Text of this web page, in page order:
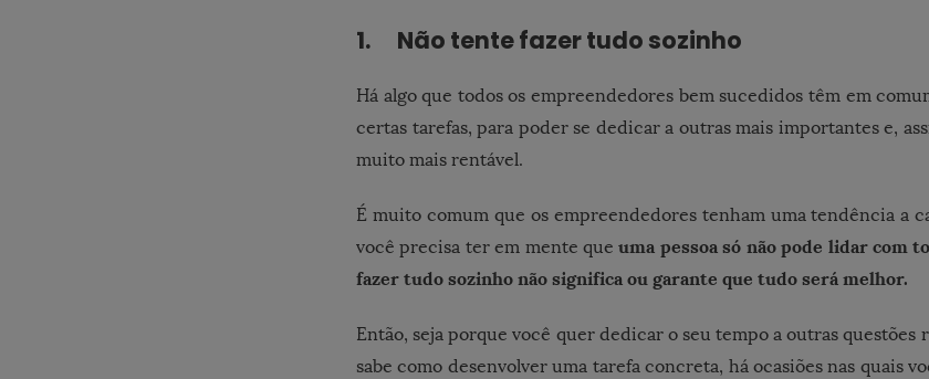
1. Não tente fazer tudo sozinho
Há algo que todos os empreendedores bem sucedidos têm em
certas tarefas, para poder se dedicar a outras mais importantes e,
muito mais rentável.
É muito comum que os empreendedores tenham uma tendência a
você precisa ter em mente queuma pessoa só não pode lidar com
fazer tudo sozinho não significa ou garante que tudo será melhor.
Então, seja porque você quer dedicar o seu tempo a outras questões
sabe como desenvolver uma tarefa concreta, há ocasiões nas quais